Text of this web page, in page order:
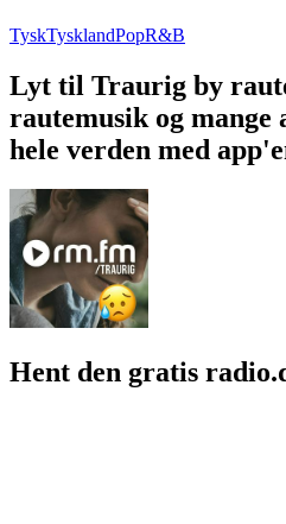
TyskTysklandPopR&B
Lyt til Traurig by
rautemusik og
hele verden med
Hent den gratis